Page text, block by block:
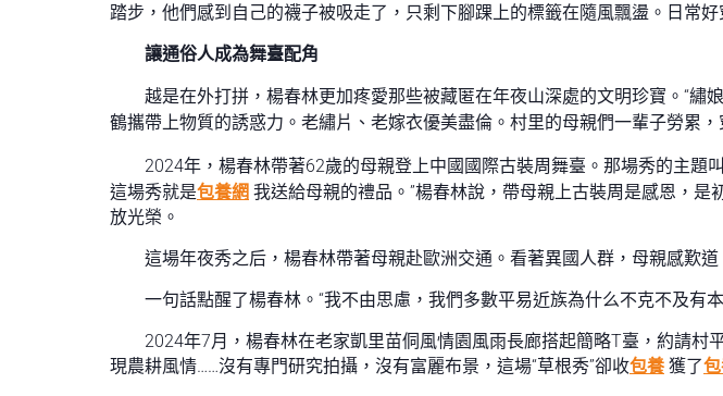
踏步，他們感到自己的襪子被吸走了，只剩下腳踝上的標籤在隨風飄盪。日常
讓通俗人成為舞臺配角
越是在外打拼，楊春林更加疼愛那些被藏匿在年夜山深處的文明珍寶。“繡
鶴攜帶上物質的誘惑力。老繡片、老嫁衣優美盡倫。村里的母親們一輩子勞累
2024年，楊春林帶著62歲的母親登上中國國際古裝周舞臺。那場秀的主題
這場秀就是包養網 我送給母親的禮品。”楊春林說，帶母親上古裝周是感恩，
放光榮。
這場年夜秀之后，楊春林帶著母親赴歐洲交通。看著異國人群，母親感歎
一句話點醒了楊春林。“我不由思慮，我們多數平易近族為什么不克不及有
2024年7月，楊春林在老家凱里苗侗風情園風雨長廊搭起簡略T臺，約請
現農耕風情……沒有專門研究拍攝，沒有富麗布景，這場“草根秀”卻收包養 獲了